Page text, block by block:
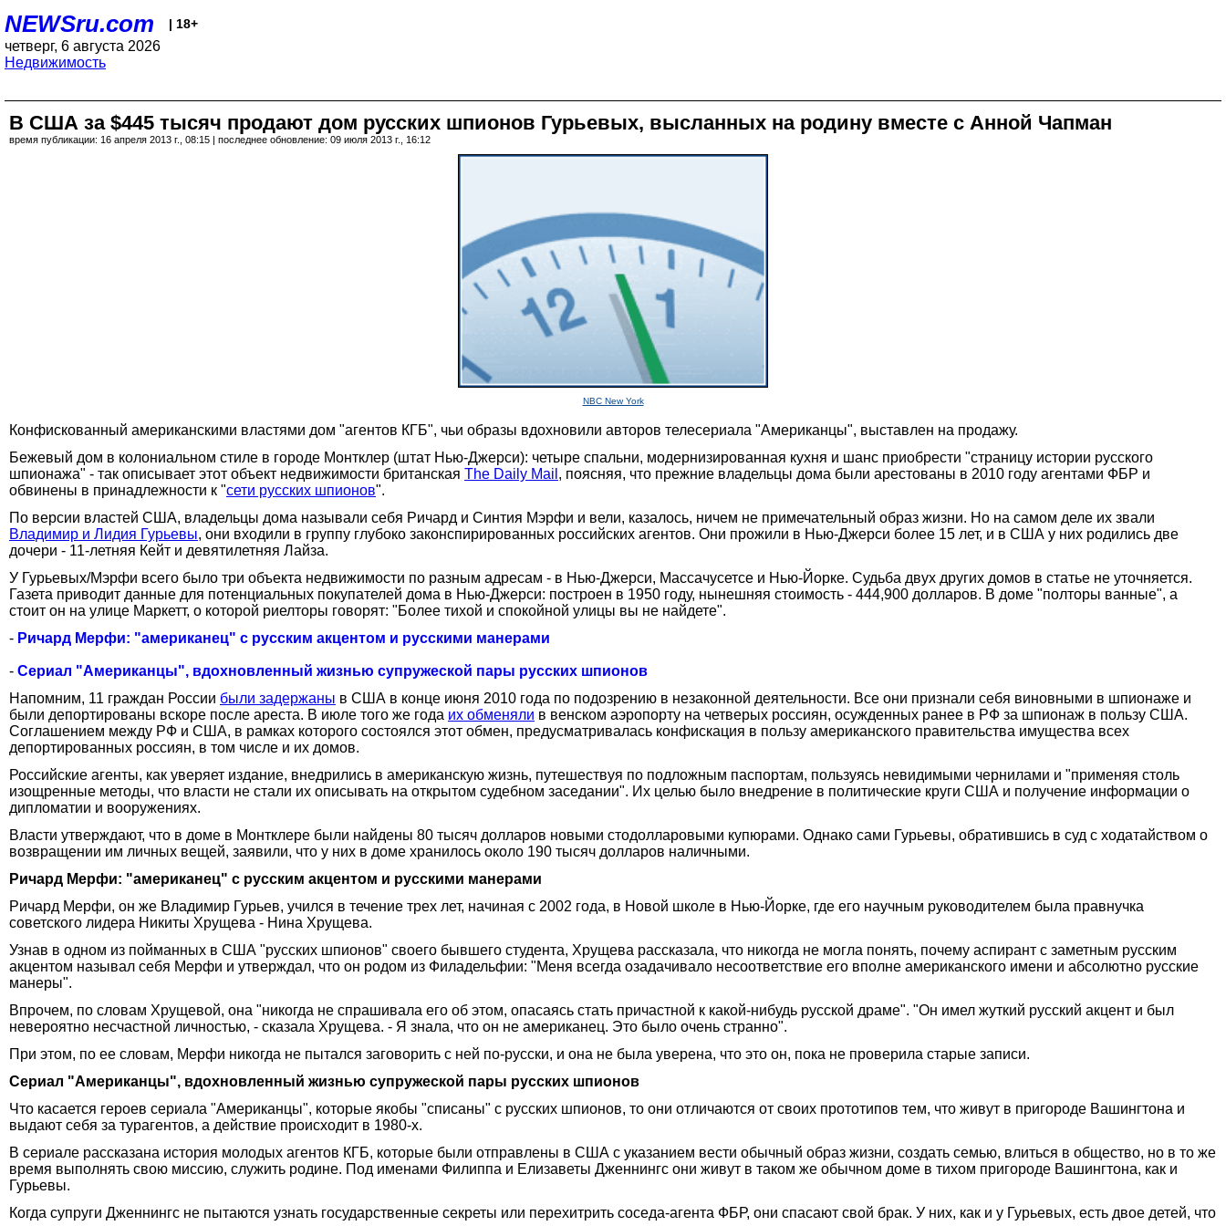
NEWSru.com | 18+
четверг, 6 августа 2026
Недвижимость
В США за $445 тысяч продают дом русских шпионов Гурьевых, высланных на родину вместе с Анной Чапман
время публикации: 16 апреля 2013 г., 08:15 | последнее обновление: 09 июля 2013 г., 16:12
NBC New York
Конфискованный американскими властями дом "агентов КГБ", чьи образы вдохновили авторов телесериала "Американцы", выставлен на продажу.
Бежевый дом в колониальном стиле в городе Монтклер (штат Нью-Джерси): четыре спальни, модернизированная кухня и шанс приобрести "страницу истории русского
шпионажа" - так описывает этот объект недвижимости британская The Daily Mail , поясняя, что прежние владельцы дома были арестованы в 2010 году агентами ФБР и
обвинены в принадлежности к "сети русских шпионов".
По версии властей США, владельцы дома называли себя Ричард и Синтия Мэрфи и вели, казалось, ничем не примечательный образ жизни. Но на самом деле их звали
Владимир и Лидия Гурьевы, они входили в группу глубоко законспирированных российских агентов. Они прожили в Нью-Джерси более 15 лет, и в США у них родились две
дочери - 11-летняя Кейт и девятилетняя Лайза.
У Гурьевых/Мэрфи всего было три объекта недвижимости по разным адресам - в Нью-Джерси, Массачусетсе и Нью-Йорке. Судьба двух других домов в статье не уточняется.
Газета приводит данные для потенциальных покупателей дома в Нью-Джерси: построен в 1950 году, нынешняя стоимость - 444,900 долларов. В доме "полторы ванные", а
стоит он на улице Маркетт, о которой риелторы говорят: "Более тихой и спокойной улицы вы не найдете".
- Ричард Мерфи: "американец" с русским акцентом и русскими манерами
- Сериал "Американцы", вдохновленный жизнью супружеской пары русских шпионов
Напомним, 11 граждан России были задержаны в США в конце июня 2010 года по подозрению в незаконной деятельности. Все они признали себя виновными в шпионаже и
были депортированы вскоре после ареста. В июле того же года их обменяли в венском аэропорту на четверых россиян, осужденных ранее в РФ за шпионаж в пользу США.
Соглашением между РФ и США, в рамках которого состоялся этот обмен, предусматривалась конфискация в пользу американского правительства имущества всех
депортированных россиян, в том числе и их домов.
Российские агенты, как уверяет издание, внедрились в американскую жизнь, путешествуя по подложным паспортам, пользуясь невидимыми чернилами и "применяя столь
изощренные методы, что власти не стали их описывать на открытом судебном заседании". Их целью было внедрение в политические круги США и получение информации о
дипломатии и вооружениях.
Власти утверждают, что в доме в Монтклере были найдены 80 тысяч долларов новыми стодолларовыми купюрами. Однако сами Гурьевы, обратившись в суд с ходатайством о
возвращении им личных вещей, заявили, что у них в доме хранилось около 190 тысяч долларов наличными.
Ричард Мерфи: "американец" с русским акцентом и русскими манерами
Ричард Мерфи, он же Владимир Гурьев, учился в течение трех лет, начиная с 2002 года, в Новой школе в Нью-Йорке, где его научным руководителем была правнучка
советского лидера Никиты Хрущева - Нина Хрущева.
Узнав в одном из пойманных в США "русских шпионов" своего бывшего студента, Хрущева рассказала, что никогда не могла понять, почему аспирант с заметным русским
акцентом называл себя Мерфи и утверждал, что он родом из Филадельфии: "Меня всегда озадачивало несоответствие его вполне американского имени и абсолютно русские
манеры".
Впрочем, по словам Хрущевой, она "никогда не спрашивала его об этом, опасаясь стать причастной к какой-нибудь русской драме". "Он имел жуткий русский акцент и был
невероятно несчастной личностью, - сказала Хрущева. - Я знала, что он не американец. Это было очень странно".
При этом, по ее словам, Мерфи никогда не пытался заговорить с ней по-русски, и она не была уверена, что это он, пока не проверила старые записи.
Сериал "Американцы", вдохновленный жизнью супружеской пары русских шпионов
Что касается героев сериала "Американцы", которые якобы "списаны" с русских шпионов, то они отличаются от своих прототипов тем, что живут в пригороде Вашингтона и
выдают себя за турагентов, а действие происходит в 1980-х.
В сериале рассказана история молодых агентов КГБ, которые были отправлены в США с указанием вести обычный образ жизни, создать семью, влиться в общество, но в то же
время выполнять свою миссию, служить родине. Под именами Филиппа и Елизаветы Дженнингс они живут в таком же обычном доме в тихом пригороде Вашингтона, как и
Гурьевы.
Когда супруги Дженнингс не пытаются узнать государственные секреты или перехитрить соседа-агента ФБР, они спасают свой брак. У них, как и у Гурьевых, есть двое детей, что